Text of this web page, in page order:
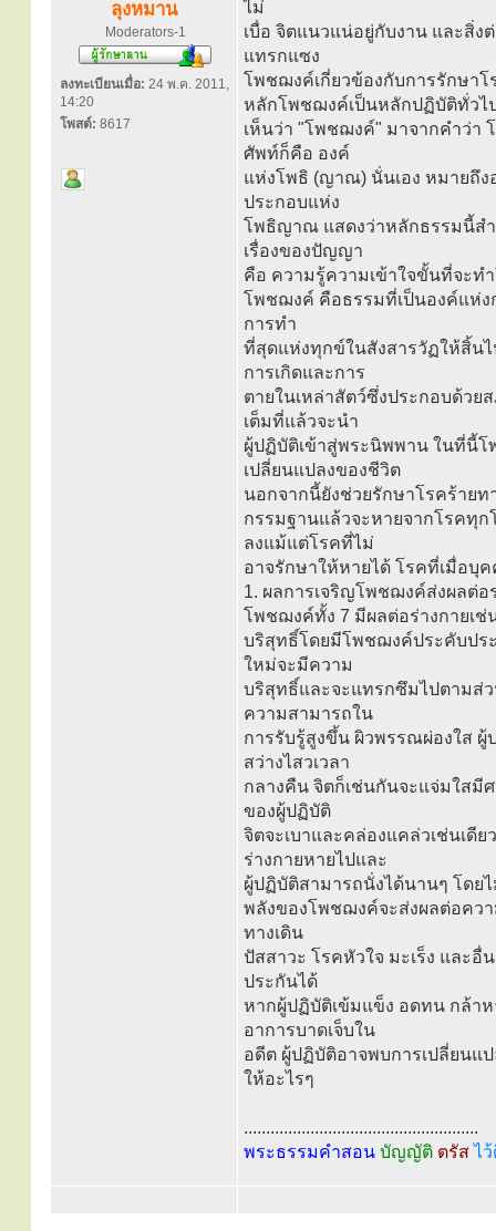
ลุงหมาน
Moderators-1
ลงทะเบียนเมื่อ: 24 พ.ค. 2011,
14:20
โพสต์: 8617
ไม่
เบื่อ จิตแนวแน่อยู่กับงาน และสิ่ง
แทรกแซง
โพชฌงค์เกี่ยวข้องกับการรักษาโ
หลักโพชฌงค์เป็นหลักปฏิบัติทั่วไ
เห็นว่า "โพชฌงค์" มาจากคำว่า
ศัพท์ก็คือ องค์
แห่งโพธิ (ญาณ) นั่นเอง หมายถึง
ประกอบแห่ง
โพธิญาณ แสดงว่าหลักธรรมนี้สำ
เรื่องของปัญญา
คือ ความรู้ความเข้าใจขั้นที่จะท
โพชฌงค์ คือธรรมที่เป็นองค์แห่
การทำ
ที่สุดแห่งทุกข์ในสังสารวัฏให้สิ้น
การเกิดและการ
ตายในเหล่าสัตว์ซึ่งประกอบด้ว
เต็มที่แล้วจะนำ
ผู้ปฏิบัติเข้าสู่พระนิพพาน ในที่นี้
เปลี่ยนแปลงของชีวิต
นอกจากนี้ยังช่วยรักษาโรคร้ายท
กรรมฐานแล้วจะหายจากโรคทุก
ลงแม้แต่โรคที่ไม่
อาจรักษาให้หายได้ โรคที่เมื่อบุ
1. ผลการเจริญโพชฌงค์ส่งผลต่อ
โพชฌงค์ทั้ง 7 มีผลต่อร่างกายเช่
บริสุทธิ์โดยมีโพชฌงค์ประคับปร
ใหม่จะมีความ
บริสุทธิ์และจะแทรกซึมไปตามส่
ความสามารถใน
การรับรู้สูงขึ้น ผิวพรรณผ่องใส
สว่างไสวเวลา
กลางคืน จิตก็เช่นกันจะแจ่มใสมี
ของผู้ปฏิบัติ
จิตจะเบาและคล่องแคล่วเช่นเดี
ร่างกายหายไปและ
ผู้ปฏิบัติสามารถนั่งได้นานๆ โดย
พลังของโพชฌงค์จะส่งผลต่อคว
ทางเดิน
ปัสสาวะ โรคหัวใจ มะเร็ง และอื่
ประกันได้
หากผู้ปฏิบัติเข้มแข็ง อดทน กล้า
อาการบาดเจ็บใน
อดีต ผู้ปฏิบัติอาจพบการเปลี่ยนแ
ให้อะไรๆ
.....................................................
พระธรรมคำสอน บัญญัติ ตรัสไ